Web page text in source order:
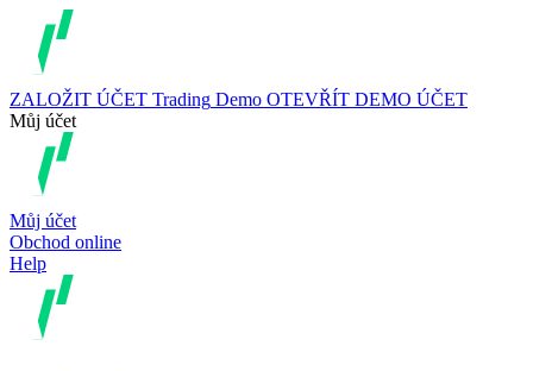
ZALOŽIT ÚČET Trading Demo OTEVŘÍT DEMO ÚČET
Můj účet
Můj účet
Obchod online
Help